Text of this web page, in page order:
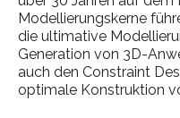
Modellierungskerne
die ultimative
Generation von 3D-
auch den Constraint
optimale Konstruktion